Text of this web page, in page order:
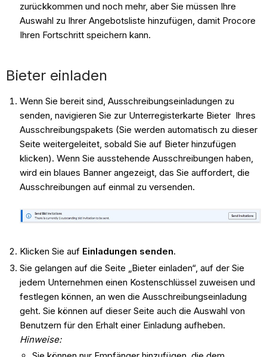
zurückkommen und noch mehr, aber Sie müssen Ihre
Auswahl zu Ihrer Angebotsliste hinzufügen, damit Procore
Ihren Fortschritt speichern kann.
Bieter einladen
Wenn Sie bereit sind, Ausschreibungseinladungen zu
senden, navigieren Sie zur Unterregisterkarte Bieter Ihres
Ausschreibungspakets (Sie werden automatisch zu dieser
Seite weitergeleitet, sobald Sie auf Bieter hinzufügen
klicken). Wenn Sie ausstehende Ausschreibungen haben,
wird ein blaues Banner angezeigt, das Sie auffordert, die
Ausschreibungen auf einmal zu versenden.
Klicken Sie auf Einladungen senden.
Sie gelangen auf die Seite „Bieter einladen“, auf der Sie
jedem Unternehmen einen Kostenschlüssel zuweisen und
festlegen können, an wen die Ausschreibungseinladung
geht. Sie können auf dieser Seite auch die Auswahl von
Benutzern für den Erhalt einer Einladung aufheben.
Hinweise: